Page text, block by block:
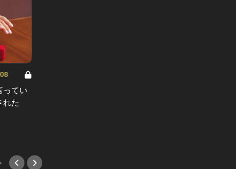
ってい
れた